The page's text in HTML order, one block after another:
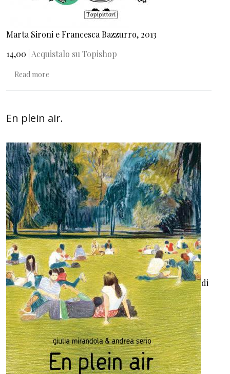
Marta Sironi e Francesca Bazzurro, 2013
14,00 | Acquistalo su Topishop
Read more
En plein air.
di